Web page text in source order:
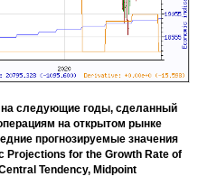
следующие годы, сделанный
на открытом рынке
прогнозируемые значения
Projections for the Growth Rate of
Tendency, Midpoint